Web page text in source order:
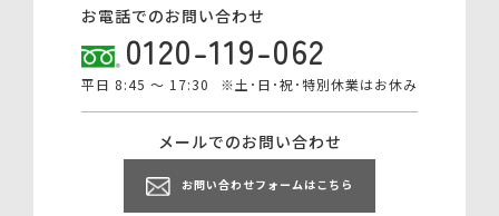
お電話でのお問い合わせ
0120-119-062
平日 8:45 ～ 17:30 ※土･日･祝･特別休業はお休み
メールでのお問い合わせ
お問い合わせフォームはこちら